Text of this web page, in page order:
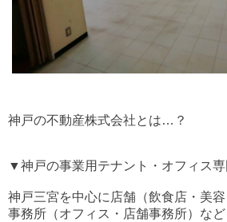
神戸の不動産株式会社とは…？
▼神戸の事業用テナント・オフィス専
神戸三宮を中心に店舗（飲食店・美容
事務所（オフィス・店舗事務所）な